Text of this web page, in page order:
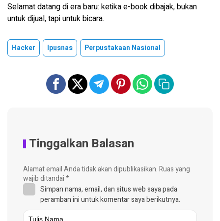
Selamat datang di era baru: ketika e-book dibajak, bukan
untuk dijual, tapi untuk bicara.
Hacker Ipusnas Perpustakaan Nasional
Tinggalkan Balasan
Alamat email Anda tidak akan dipublikasikan.Ruas yang
wajib ditandai*
Simpan nama, email, dan situs web saya pada
peramban ini untuk komentar saya berikutnya.